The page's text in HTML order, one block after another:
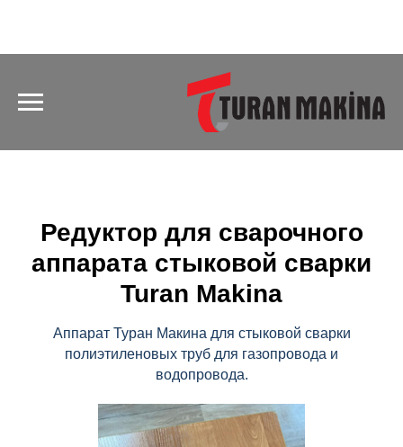
Редуктор для сварочного
аппарата стыковой сварки
Turan Makina
Аппарат Туран Макина для стыковой сварки
полиэтиленовых труб для газопровода и
водопровода.